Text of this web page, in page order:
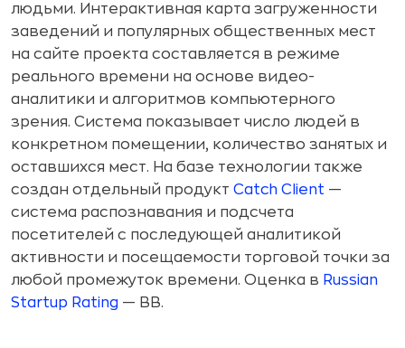
людьми. Интерактивная карта загруженности
заведений и популярных общественных мест
на сайте проекта составляется в режиме
реального времени на основе видео-
аналитики и алгоритмов компьютерного
зрения. Система показывает число людей в
конкретном помещении, количество занятых и
оставшихся мест. На базе технологии также
создан отдельный продукт Catch Client —
система распознавания и подсчета
посетителей с последующей аналитикой
активности и посещаемости торговой точки за
любой промежуток времени. Оценка в Russian
Startup Rating — ВВ.